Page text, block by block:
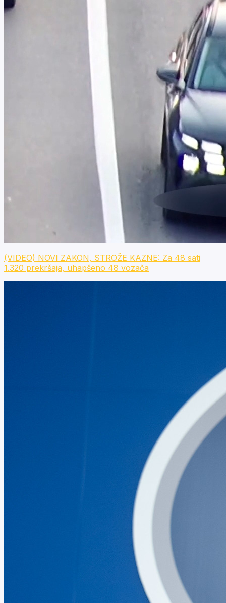
(VIDEO) NOVI ZAKON, STROŽE KAZNE: Za 48 sati
1.320 prekršaja, uhapšeno 48 vozača